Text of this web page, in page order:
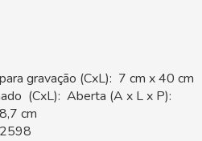
gravação (CxL): 7 cm x 40 cm
(CxL): Aberta (A x L x P):
cm